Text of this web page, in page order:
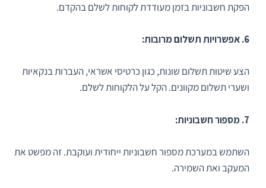
הפקת חשבוניות בזמן מעודדת לקוחות לשלם בהקדם.
6. אפשרויות תשלום מרובות:
הצע שיטות תשלום שונות, כגון כרטיסי אשראי, העברות בנקאיות
ושערי תשלום מקוונים. הקל על הלקוחות לשלם.
7. מספור חשבוניות:
השתמש במערכת מספור חשבוניות ייחודית ועוקבת. זה מפשט את
המעקב ואת השמירה.